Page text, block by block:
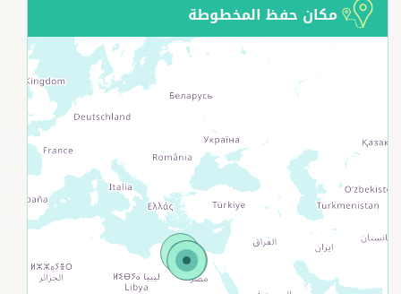
مكان حفظ المخطوطة